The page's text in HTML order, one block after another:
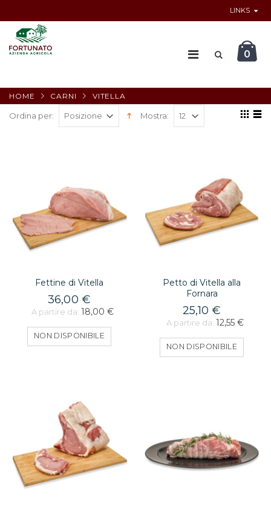
LINKS
0
HOME CARNI VITELLA
Ordina per: Mostra:
Fettine di Vitella
36,00 €
A partire da: 18,00 €
NON DISPONIBILE
Petto di Vitella alla
Fornara
25,10 €
A partire da: 12,55 €
NON DISPONIBILE